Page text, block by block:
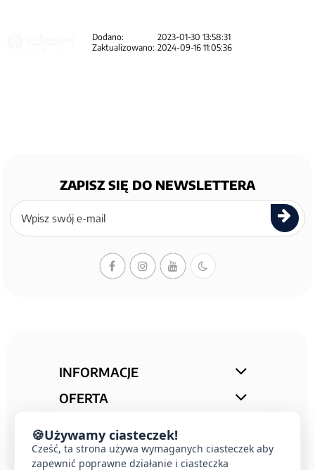
Dodano:
2023-01-30 13:58:31
Zaktualizowano: 2024-09-16 11:05:36
ZAPISZ SIĘ DO NEWSLETTERA
Zapisz
się
newslettera
INFORMACJE
OFERTA
KONTAKT
🍪Używamy ciasteczek!
Cześć, ta strona używa wymaganych ciasteczek aby
zapewnić poprawne działanie i ciasteczka